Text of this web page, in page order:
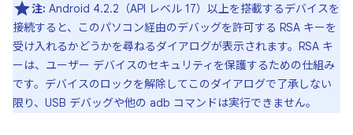
注: Android 4.2.2（API レベル 17）以上を搭載するデバイスを
接続すると、このパソコン経由のデバッグを許可する RSA キーを
受け入れるかどうかを尋ねるダイアログが表示されます。RSA キ
ーは、ユーザー デバイスのセキュリティを保護するための仕組み
です。デバイスのロックを解除してこのダイアログで了承しない
限り、USB デバッグや他の adb コマンドは実行できません。